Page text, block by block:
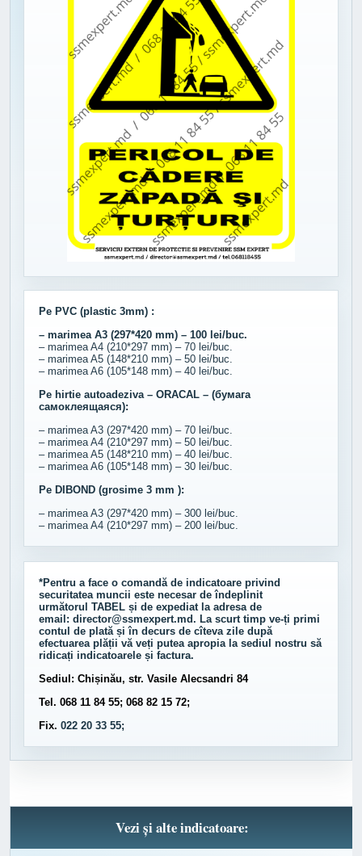
Pe PVC (plastic 3mm) :
– marimea A3 (297*420 mm) – 100 lei/buc.
– marimea A4 (210*297 mm) – 70 lei/buc.
– marimea A5 (148*210 mm) – 50 lei/buc.
– marimea A6 (105*148 mm) – 40 lei/buc.
Pe hirtie autoadeziva – ORACAL – (бумага
самоклеящаяся):
– marimea A3 (297*420 mm) – 70 lei/buc.
– marimea A4 (210*297 mm) – 50 lei/buc.
– marimea A5 (148*210 mm) – 40 lei/buc.
– marimea A6 (105*148 mm) – 30 lei/buc.
Pe DIBOND (grosime 3 mm ):
– marimea A3 (297*420 mm) – 300 lei/buc.
– marimea A4 (210*297 mm) – 200 lei/buc.
*Pentru a face o comandă de indicatoare privind
securitatea muncii este necesar de îndeplinit
următorul TABEL și de expediat la adresa de
email: director@ssmexpert.md. La scurt timp ve-ți primi
contul de plată și în decurs de cîteva zile după
efectuarea plății vă veți putea apropia la sediul nostru să
ridicați indicatoarele și factura.
Sediul: Chișinău, str. Vasile Alecsandri 84
Tel. 068 11 84 55; 068 82 15 72;
Fix. 022 20 33 55;
Vezi și alte indicatoare: